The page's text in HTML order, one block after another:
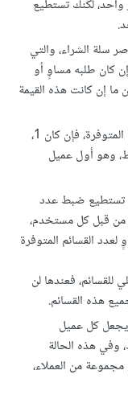
لكنك تستطيع
سلة الشراء، والتي
كان طلبه مساوٍ أو
ما إن كانت هذه القيمة
: اضبط عدد القسائم المتوفرة، فإن كان 1،
وهو أول عميل
تستطيع ضبط عدد
من قبل كل مستخدم،
القسائم المتوفرة
للقسائم، فعندها لن
هذه القسائم.
على قيمة هذا الحقل "1" يجعل كل عميل
هذه الحالة
من العملاء،